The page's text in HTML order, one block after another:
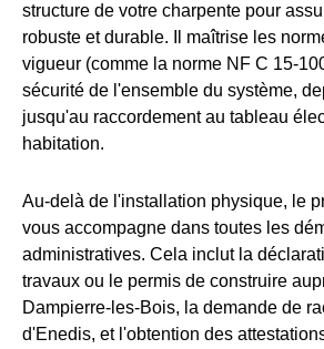
structure de votre charpente pour
robuste et durable. Il maîtrise les
vigueur (comme la norme NF C 15-
sécurité de l'ensemble du système,
jusqu'au raccordement au tableau
habitation.
Au-delà de l'installation physique, le
vous accompagne dans toutes les
administratives. Cela inclut la
travaux ou le permis de construire
Dampierre-les-Bois, la demande de
d'Enedis, et l'obtention des